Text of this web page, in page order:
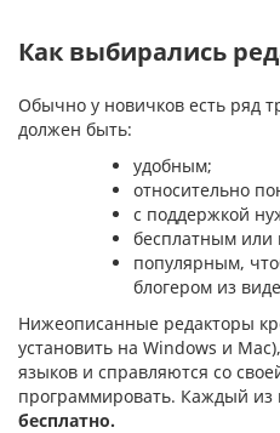
Как выбирались
Обычно у новичков есть ряд
должен быть:
удобным;
относительно
с поддержкой
бесплатным или
популярным,
блогером из
Нижеописанные редакторы
установить на Windows и
языков и справляются со
программировать. Каждый из
бесплатно.